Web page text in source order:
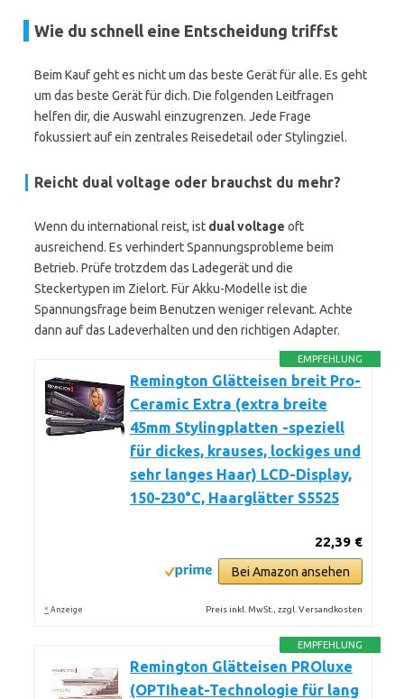
Wie du schnell eine Entscheidung triffst
Beim Kauf geht es nicht um das beste Gerät für alle. Es geht
um das beste Gerät für dich. Die folgenden Leitfragen
helfen dir, die Auswahl einzugrenzen. Jede Frage
fokussiert auf ein zentrales Reisedetail oder Stylingziel.
Reicht dual voltage oder brauchst du mehr?
Wenn du international reist, ist dual voltage oft
ausreichend. Es verhindert Spannungsprobleme beim
Betrieb. Prüfe trotzdem das Ladegerät und die
Steckertypen im Zielort. Für Akku-Modelle ist die
Spannungsfrage beim Benutzen weniger relevant. Achte
dann auf das Ladeverhalten und den richtigen Adapter.
EMPFEHLUNG
Remington Glätteisen breit Pro-
Ceramic Extra (extra breite
45mm Stylingplatten -speziell
für dickes, krauses, lockiges und
sehr langes Haar) LCD-Display,
150-230°C, Haarglätter S5525
22,39 €
Bei Amazon ansehen
* Anzeige Preis inkl. MwSt., zzgl. Versandkosten
EMPFEHLUNG
Remington Glätteisen PROluxe
(OPTIheat-Technologie für lang